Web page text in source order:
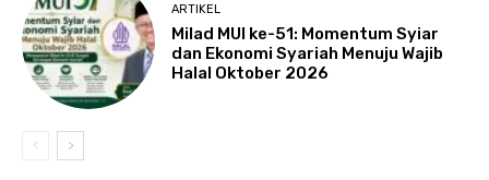
ARTIKEL
Milad MUI ke-51: Momentum Syiar
dan Ekonomi Syariah Menuju Wajib
Halal Oktober 2026